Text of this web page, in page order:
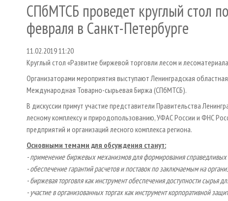
СПбМТСБ проведет круглый стол
февраля в Санкт-Петербурге
11.02.2019 11:20
Круглый стол «Развитие биржевой торговли лесом и
Организаторами мероприятия выступают Ленинградская
Международная Товарно-сырьевая Биржа (СПбМТСБ).
В дискуссии примут участие представители Правительства
лесному комплексу и природопользованию, УФАС России и ФНС
предприятий и организаций лесного комплекса региона.
Основными темами для обсуждения станут:
- применение биржевых механизмов для формирования
- обеспечение гарантий расчетов и поставок по заключаемым на
- биржевая торговля как инструмент обеспечения доступности
- участие в организованных торгах как инструмент корпоративной